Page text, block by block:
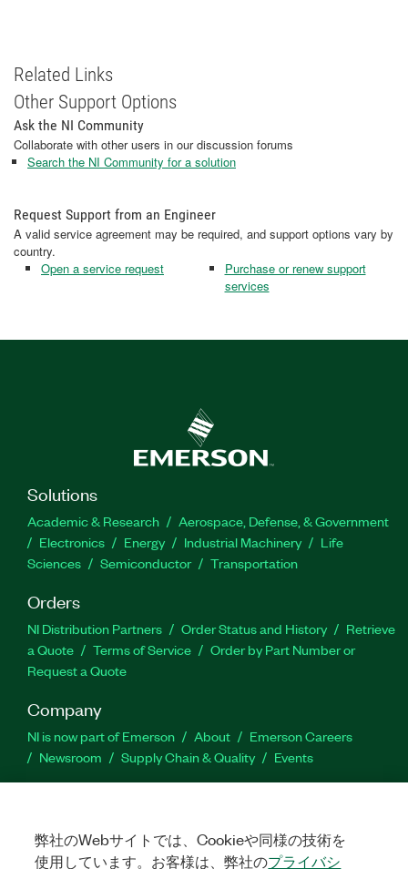
Related Links
Other Support Options
Ask the NI Community
Collaborate with other users in our discussion forums
Search the NI Community for a solution
Request Support from an Engineer
A valid service agreement may be required, and support options vary by
country.
Open a service request
Purchase or renew support
services
Solutions
Academic & Research
Aerospace, Defense, & Government
Electronics
Energy Industrial Machinery
Life
Sciences
Semiconductor Transportation
Orders
NI Distribution Partners Order Status and History
Retrieve
a Quote
Terms of Service
Order by Part Number or
Request a Quote
Company
NI is now part of Emerson About
Emerson Careers
Newsroom
Supply Chain & Quality Events
Activate a Product
Submit a Service Request
Site
Feedback
弊社のWebサイトでは、Cookieや同様の技術を
使用しています。お客様は、弊社のプライバシ